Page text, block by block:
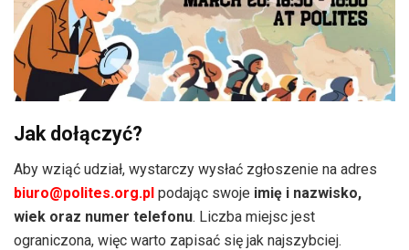
Jak dołączyć?
Aby wziąć udział, wystarczy wysłać zgłoszenie na adres
biuro@polites.org.pl podając swoje imię i nazwisko,
wiek oraz numer telefonu. Liczba miejsc jest
ograniczona, więc warto zapisać się jak najszybciej.